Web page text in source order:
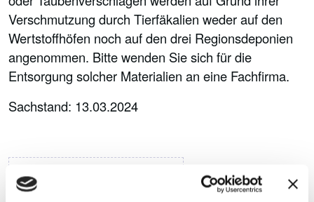
Verschmutzung durch Tierfäkalien weder auf den
Wertstoffhöfen noch auf den drei Regionsdeponien
angenommen. Bitte wenden Sie sich für die
Entsorgung solcher Materialien an eine Fachfirma.
Sachstand: 13.03.2024
Hannoversche Erden -
100 % torffrei!